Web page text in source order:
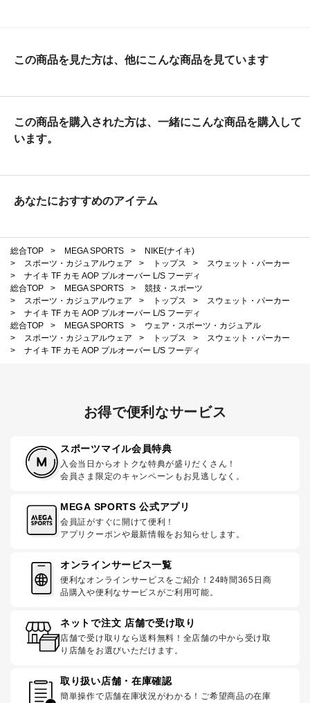
この商品を見た方は、他にこんな商品を見ています
この商品を購入された方は、一緒にこんな商品を購入して
います。
あなたにおすすめのアイテム
総合TOP > MEGA SPORTS >
NIKE(ナイキ)
>
スポーツ・カジュアルウェア > トップス >
スウェット・パーカー
>
ナイキ TF カモ AOP プルオーバー L/S フーディ
総合TOP
> MEGA SPORTS >
競技・スポーツ
>
スポーツ・カジュアルウェア > トップス >
スウェット・パーカー
>
ナイキ TF カモ AOP プルオーバー L/S フーディ
総合TOP
> MEGA SPORTS >
ウェア・スポーツ・カジュアル
>
スポーツ・カジュアルウェア > トップス >
スウェット・パーカー
>
ナイキ TF カモ AOP プルオーバー L/S フーディ
お得で便利なサービス
スポーツマイル会員特典
入会当日からオトクな特典が盛りだくさん！
会員さま限定のキャンペーンもお見逃しなく。
MEGA SPORTS 公式アプリ
会員証がすぐに開けて便利！
アプリクーポンや最新情報をお知らせします。
オンラインサービス一覧
便利なオンラインサービスをご紹介！24時間365日商
品購入や便利なサービスがご利用可能。
ネットで注文 店舗で受け取り
店舗で受け取りなら送料無料！全店舗の中から受け取
り店舗をお選びいただけます。
取り扱い店舗・在庫確認
簡単操作で店舗在庫状況がわかる！ご希望商品の在庫